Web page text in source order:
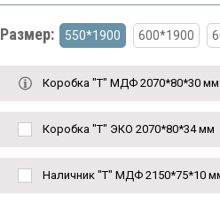
Размер: 550*1900 600*1900
Коробка "Т" МДФ 2070*80*30 мм
Коробка "Т" ЭКО 2070*80*34 мм
Наличник "Т" МДФ 2150*75*10